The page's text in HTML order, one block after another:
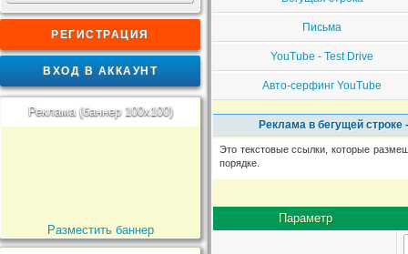
РЕГИСТРАЦИЯ
ВХОД В АККАУНТ
Реклама (баннер 100x100)
Разместить баннер
Письма
YouTube - Test Drive
Авто-серфинг YouTube
Реклама в бегущей строке
Это текстовые ссылки, которые
порядке.
Параметр